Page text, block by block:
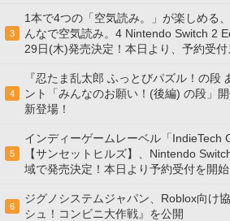
3
1本で4つの「空気読み。」が楽しめる
んなで空気読み。4 Nintendo Switch 2
29日(木)発売決定！本日より、予約受付
4
『忍たま乱太郎 ふっとびパズル！の段
ント「みんなのお願い！(後編) の段」
新登場！
5
インディーゲームレーベル「IndieTech
【サンセットヒルズ】、Nintendo
域で発売決定！本日より予約受付を開始
6
ジグノシステムジャパン、Roblox向け
シュ！コンビニ大作戦』を公開